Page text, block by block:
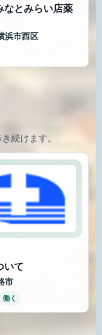
なとみらい店薬
浜市西区
続けます。
いて
市
働く